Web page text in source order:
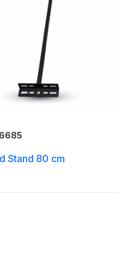
Stand 80 cm